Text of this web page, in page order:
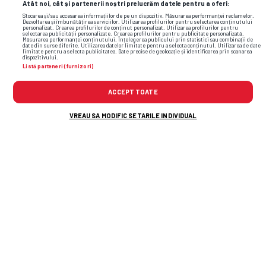
Atât noi, cât și partenerii noștri prelucrăm datele pentru a oferi:
Stocarea și/sau accesarea informațiilor de pe un dispozitiv. Măsurarea performanței reclamelor.
Dezvoltarea și îmbunătățirea serviciilor. Utilizarea profilurilor pentru selectarea conținutului
personalizat. Crearea profilurilor de conținut personalizat. Utilizarea profilurilor pentru
selectarea publicității personalizate. Crearea profilurilor pentru publicitate personalizată.
Măsurarea performanței conținutului. Înțelegerea publicului prin statistici sau combinații de
date din surse diferite. Utilizarea datelor limitate pentru a selecta conținutul. Utilizarea de date
limitate pentru a selecta publicitatea. Date precise de geolocație și identificarea prin scanarea
dispozitivului.
Listă parteneri (furnizori)
ACCEPT TOATE
VREAU SA MODIFIC SETARILE INDIVIDUAL